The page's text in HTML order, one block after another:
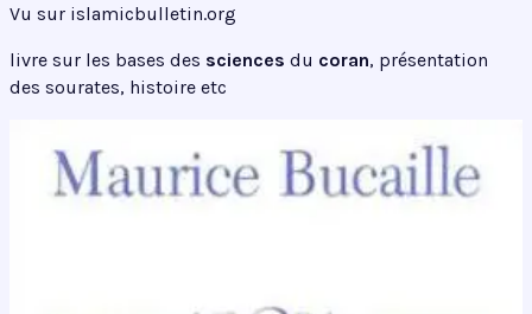
Vu sur islamicbulletin.org
livre sur les bases des sciences du coran, présentation
des sourates, histoire etc